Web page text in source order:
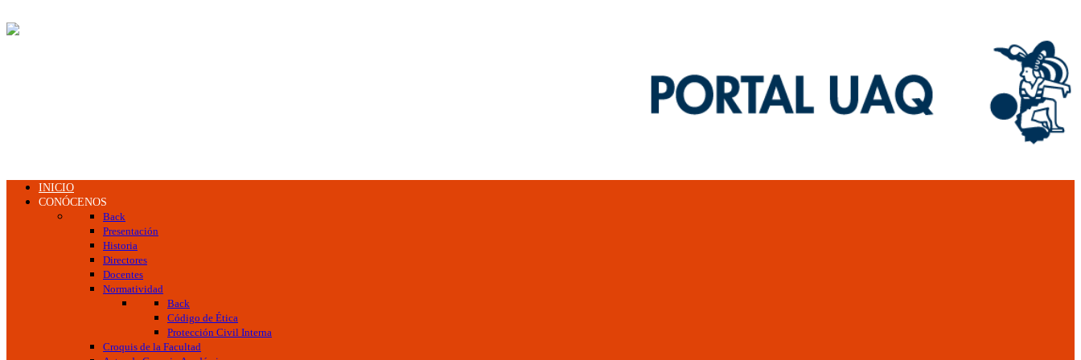
INICIO
CONÓCENOS
Back
Presentación
Historia
Directores
Docentes
Normatividad
Back
Código de Ética
Protección Civil Interna
Croquis de la Facultad